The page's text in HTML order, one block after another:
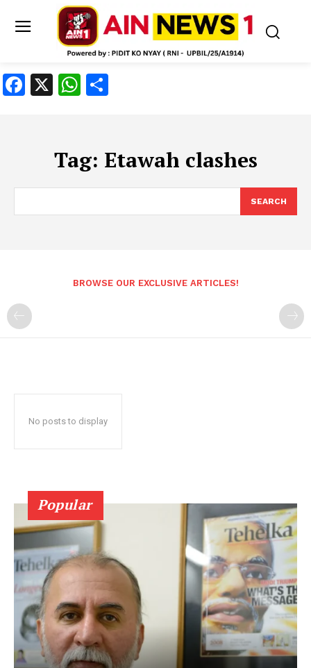
Facebook
X WhatsApp
Tag: Etawah clashes
SEARCH
BROWSE OUR EXCLUSIVE ARTICLES!
No posts to display
Popular